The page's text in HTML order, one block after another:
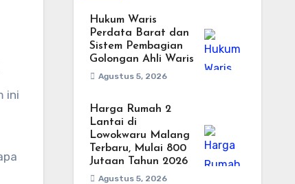
ini
Hukum Waris
Perdata Barat dan
Sistem Pembagian
Golongan Ahli Waris
Agustus 5, 2026
Harga Rumah 2
Lantai di
Lowokwaru Malang
Terbaru, Mulai 800
Jutaan Tahun 2026
Agustus 5, 2026